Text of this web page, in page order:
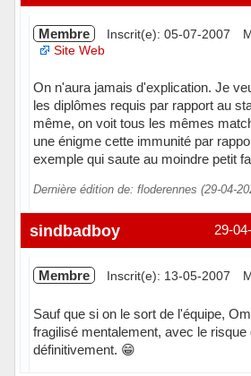
Membre Inscrit(e): 05-07-2007
Site Web
On n'aura jamais d'explication. Je
les diplômes requis par rapport au
même, on voit tous les mêmes
une énigme cette immunité par
exemple qui saute au moindre petit
Dernière édition de: floderennes (29-04-
Hors ligne 29-
sindbadboy
Membre Inscrit(e): 13-05-2007
Sauf que si on le sort de l'équipe,
fragilisé mentalement, avec le risque
définitivement. 😁